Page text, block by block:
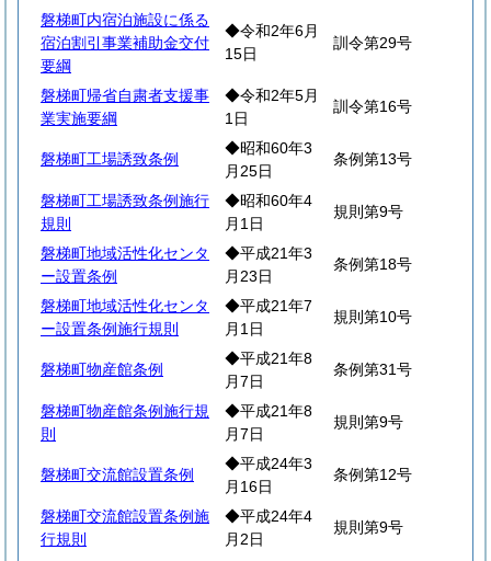
磐梯町内宿泊施設に係る
宿泊割引事業補助金交付
要綱
◆令和2年6月
15日
訓令第29号
磐梯町帰省自粛者支援事
業実施要綱
◆令和2年5月
1日
訓令第16号
磐梯町工場誘致条例
◆昭和60年3
月25日
条例第13号
磐梯町工場誘致条例施行
規則
◆昭和60年4
月1日
規則第9号
磐梯町地域活性化センタ
ー設置条例
◆平成21年3
月23日
条例第18号
磐梯町地域活性化センタ
ー設置条例施行規則
◆平成21年7
月1日
規則第10号
磐梯町物産館条例
◆平成21年8
月7日
条例第31号
磐梯町物産館条例施行規
則
◆平成21年8
月7日
規則第9号
磐梯町交流館設置条例
◆平成24年3
月16日
条例第12号
磐梯町交流館設置条例施
行規則
◆平成24年4
月2日
規則第9号